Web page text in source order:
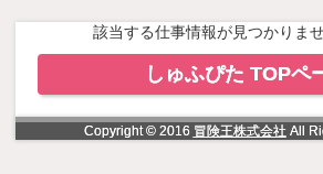
該当する仕事情報が見つかりませ
しゅふぴた TOPペ
Copyright © 2016 冒険王株式会社All